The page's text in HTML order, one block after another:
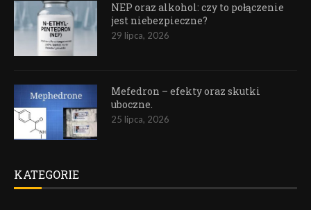
NEP oraz alkohol: czy to połączenie
jest niebezpieczne?
29 lipca, 2026
Mefedron – efekty oraz skutki
uboczne.
25 lipca, 2026
KATEGORIE